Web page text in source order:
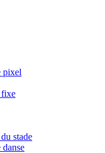
pixel
stade